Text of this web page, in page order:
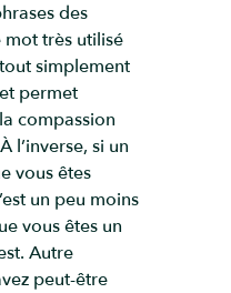
des
mot très utilisé
simplement
permet
compassion
l’inverse, si un
vous êtes
un peu moins
vous êtes un
Autre
peut-être